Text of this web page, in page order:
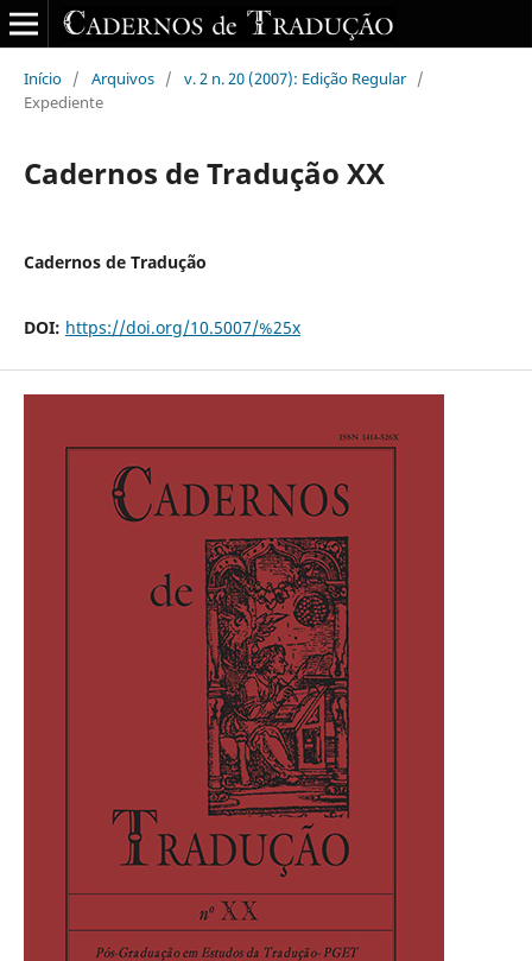
Início / Arquivos / v. 2 n. 20 (2007): Edição Regular /
Expediente
Cadernos de Tradução XX
Cadernos de Tradução
DOI: https://doi.org/10.5007/%25x